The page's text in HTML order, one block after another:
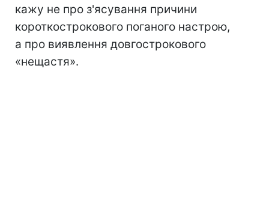
кажу не про з'ясування причини
короткострокового поганого настрою,
а про виявлення довгострокового
«нещастя».